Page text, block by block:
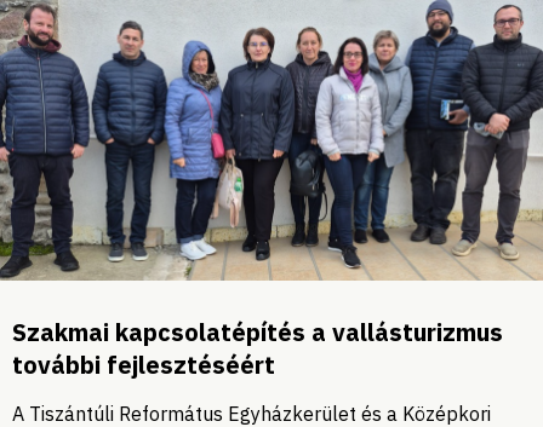
Szakmai kapcsolatépítés a vallásturizmus
további fejlesztéséért
A Tiszántúli Református Egyházkerület és a Középkori